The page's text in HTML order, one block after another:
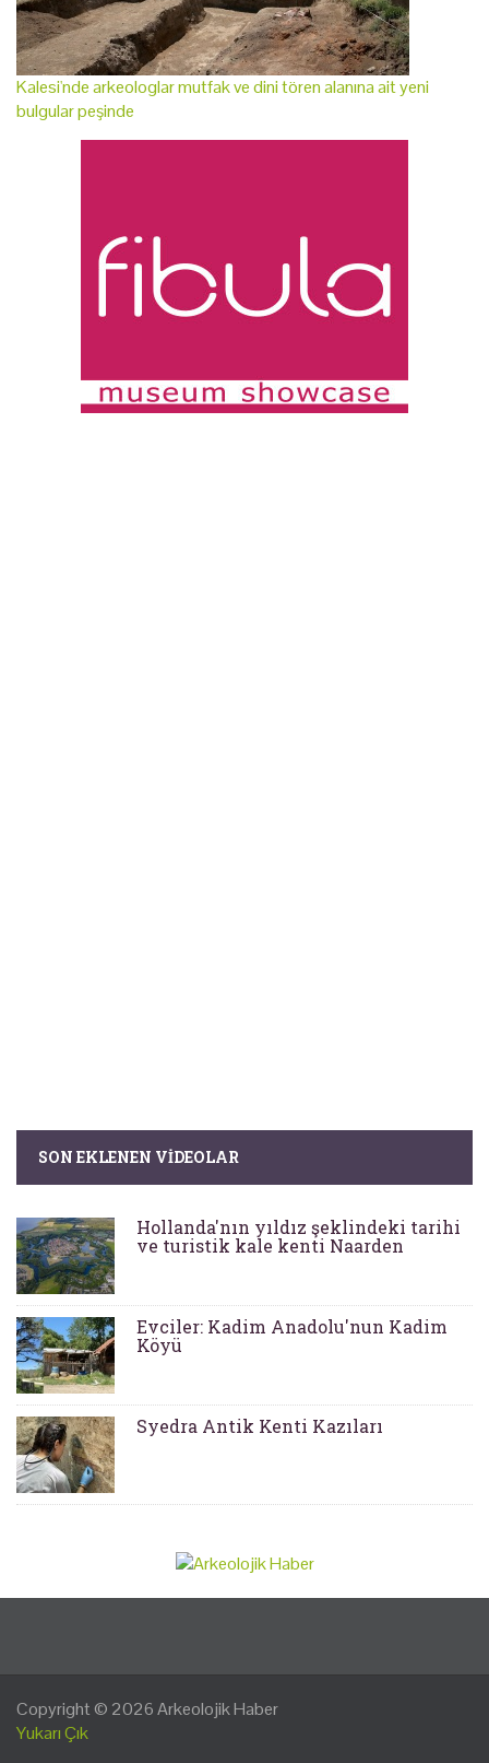
Kalesi'nde arkeologlar mutfak ve dini tören alanına ait yeni
bulgular peşinde
SON EKLENEN VIDEOLAR
Hollanda'nın yıldız şeklindeki tarihi
ve turistik kale kenti Naarden
Evciler: Kadim Anadolu'nun Kadim
Köyü
Syedra Antik Kenti Kazıları
Copyright © 2026Arkeolojik Haber
Yukarı Çık